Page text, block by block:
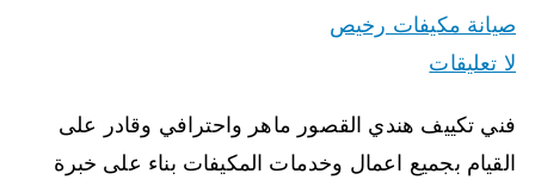
صيانة مكيفات رخيص
لا تعليقات
فني تكييف هندي القصور ماهر واحترافي وقادر على
القيام بجميع اعمال وخدمات المكيفات بناء على خبرة